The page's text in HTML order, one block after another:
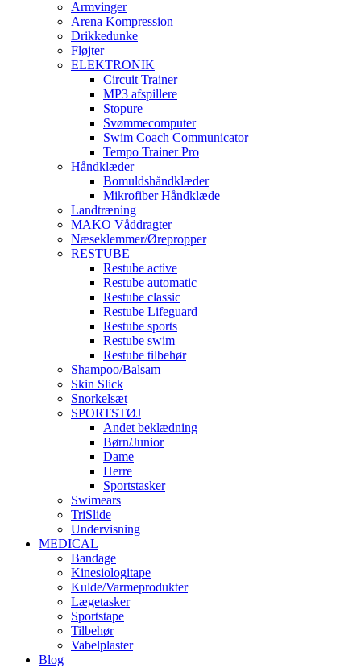
Armvinger
Arena Kompression
Drikkedunke
Fløjter
ELEKTRONIK
Circuit Trainer
MP3 afspillere
Stopure
Svømmecomputer
Swim Coach Communicator
Tempo Trainer Pro
Håndklæder
Bomuldshåndklæder
Mikrofiber Håndklæde
Landtræning
MAKO Våddragter
Næseklemmer/Ørepropper
RESTUBE
Restube active
Restube automatic
Restube classic
Restube Lifeguard
Restube sports
Restube swim
Restube tilbehør
Shampoo/Balsam
Skin Slick
Snorkelsæt
SPORTSTØJ
Andet beklædning
Børn/Junior
Dame
Herre
Sportstasker
Swimears
TriSlide
Undervisning
MEDICAL
Bandage
Kinesiologitape
Kulde/Varmeprodukter
Lægetasker
Sportstape
Tilbehør
Vabelplaster
Blog